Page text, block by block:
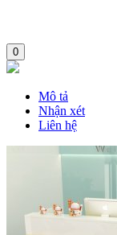
0
Mô tả
Nhận xét
Liên hệ